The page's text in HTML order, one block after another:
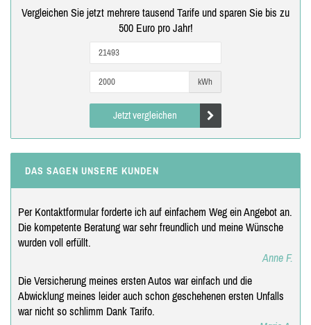
Vergleichen Sie jetzt mehrere tausend Tarife und sparen Sie bis zu
500 Euro pro Jahr!
kWh
Jetzt vergleichen
DAS SAGEN UNSERE KUNDEN
Per Kontaktformular forderte ich auf einfachem Weg ein Angebot an.
Die kompetente Beratung war sehr freundlich und meine Wünsche
wurden voll erfüllt.
Anne F.
Die Versicherung meines ersten Autos war einfach und die
Abwicklung meines leider auch schon geschehenen ersten Unfalls
war nicht so schlimm Dank Tarifo.